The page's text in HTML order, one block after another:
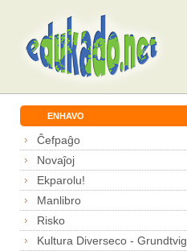
ENHAVO
Ĉefpaĝo
Novaĵoj
Ekparolu!
Manlibro
Risko
Kultura Diverseco - Grundtvig